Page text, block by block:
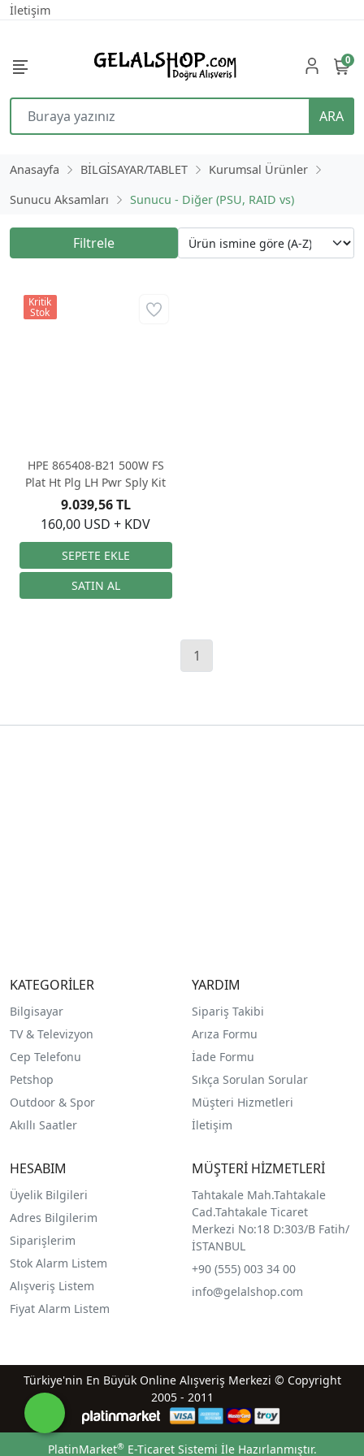
İletişim
ARA
0
Anasayfa BİLGİSAYAR/TABLET
Kurumsal Ürünler
Sunucu Aksamları
Sunucu - Diğer (PSU, RAID vs)
Filtrele
HPE 865408-B21 500W FS
Plat Ht Plg LH Pwr Sply Kit
160,00 USD + KDV
9.039,56 TL
Kritik
Stok
1
KATEGORİLER
Bilgisayar
TV & Televizyon
Cep Telefonu
Petshop
Outdoor & Spor
Akıllı Saatler
YARDIM
Sipariş Takibi
Arıza Formu
İade Formu
Sıkça Sorulan Sorular
Müşteri Hizmetleri
İletişim
HESABIM
Üyelik Bilgileri
Adres Bilgilerim
Siparişlerim
Stok Alarm Listem
Alışveriş Listem
Fiyat Alarm Listem
MÜŞTERİ HİZMETLERİ
Tahtakale Mah.Tahtakale
Cad.Tahtakale Ticaret
Merkezi No:18 D:303/B Fatih/
İSTANBUL
+90 (555) 003 34 00
info@gelalshop.com
Türkiye'nin En Büyük Online Alışveriş Merkezi © Copyright
2005 - 2011
PlatinMarket®E-Ticaret Sistemi İle Hazırlanmıştır.